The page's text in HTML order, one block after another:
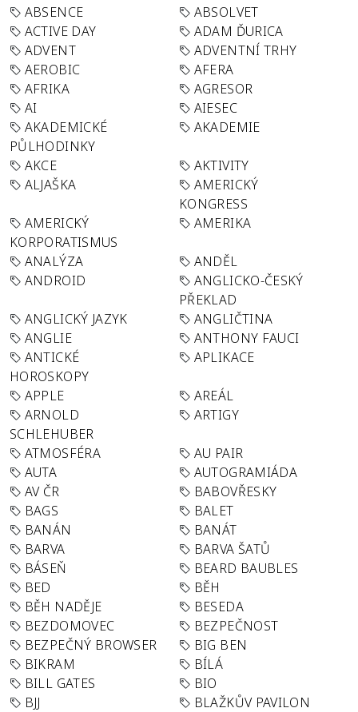
ABSENCE
ABSOLVET
ACTIVE DAY
ADAM ĎURICA
ADVENT
ADVENTNÍ TRHY
AEROBIC
AFERA
AFRIKA
AGRESOR
AI
AIESEC
AKADEMICKÉ
PŮLHODINKY
AKADEMIE
AKCE
AKTIVITY
ALJAŠKA
AMERICKÝ
KONGRESS
AMERICKÝ
KORPORATISMUS
AMERIKA
ANALÝZA
ANDĚL
ANDROID
ANGLICKO-ČESKÝ
PŘEKLAD
ANGLICKÝ JAZYK
ANGLIČTINA
ANGLIE
ANTHONY FAUCI
ANTICKÉ
HOROSKOPY
APLIKACE
APPLE
AREÁL
ARNOLD
SCHLEHUBER
ARTIGY
ATMOSFÉRA
AU PAIR
AUTA
AUTOGRAMIÁDA
AV ČR
BABOVŘESKY
BAGS
BALET
BANÁN
BANÁT
BARVA
BARVA ŠATŮ
BÁSEŇ
BEARD BAUBLES
BED
BĚH
BĚH NADĚJE
BESEDA
BEZDOMOVEC
BEZPEČNOST
BEZPEČNÝ BROWSER
BIG BEN
BIKRAM
BÍLÁ
BILL GATES
BIO
BJJ
BLAŽKŮV PAVILON